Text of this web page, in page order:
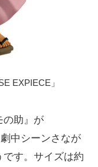
明け」のA賞
キャンペー
EXPIECE」
助』が
中シーンさなが
です。サイズは約